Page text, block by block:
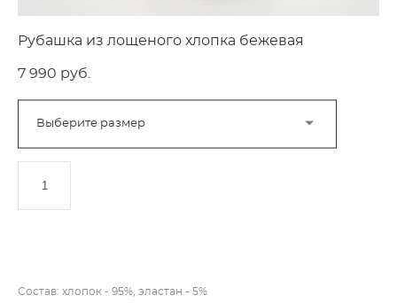
Рубашка из лощеного хлопка бежевая
7 990 pуб.
Выберите размер
Состав: хлопок - 95%, эластан - 5%